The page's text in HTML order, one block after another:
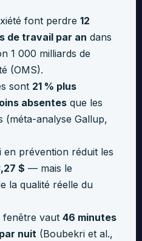
font perdre 12
de travail par an dans
1 000 milliards de
(OMS).
sont 21 % plus
absentes que les
(méta-analyse Gallup,
en prévention réduit les
$ — mais le
la qualité réelle du
fenêtre vaut 46 minutes
nuit (Boubekri et al.,